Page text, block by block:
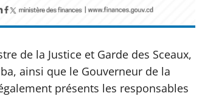
de la Justice et Garde des Sceaux,
ainsi que le Gouverneur de la
présents les responsables